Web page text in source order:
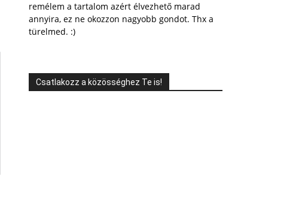
remélem a tartalom azért élvezhető marad
annyira, ez ne okozzon nagyobb gondot. Thx a
türelmed. :)
Csatlakozz a közösséghez Te is!